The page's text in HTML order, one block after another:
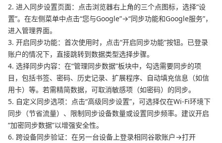
2. 进入同步设置页面：点击浏览器右上角的三个点图标，选择“设
置”。在左侧菜单中点击“您与Google”→“同步功能和Google服务”，
进入管理界面。
3. 开启同步功能：首次使用时，点击“开启同步功能”按钮。已登录
账户的情况下，直接跳转到数据类型选择步骤。
4. 选择同步内容：在“管理同步数据”板块中，勾选需要同步的项
目，包括书签、密码、历史记录、扩展程序、自动填充信息（如信
用卡）等。若需精简数据，可取消敏感项（如密码）的同步。
5. 自定义同步选项：点击“高级同步设置”，可选择仅在Wi-Fi环境下
同步（节省流量）、限制同步设备数量或设置同步频率。建议开启
“加密同步数据”以增强安全性。
6. 跨设备同步验证：在另一台设备上登录相同谷歌账户→打开